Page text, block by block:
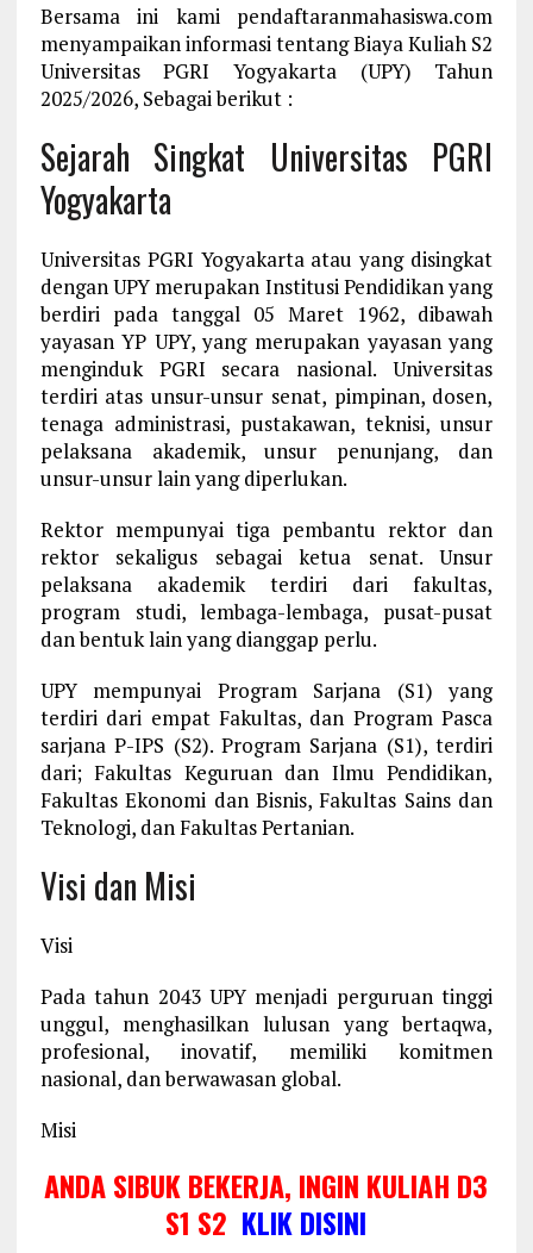
Bersama ini kami pendaftaranmahasiswa.com
menyampaikan informasi tentang Biaya Kuliah S2
Universitas PGRI Yogyakarta (UPY) Tahun
2025/2026, Sebagai berikut :
Sejarah Singkat Universitas PGRI
Yogyakarta
Universitas PGRI Yogyakarta atau yang disingkat
dengan UPY merupakan Institusi Pendidikan yang
berdiri pada tanggal 05 Maret 1962, dibawah
yayasan YP UPY, yang merupakan yayasan yang
menginduk PGRI secara nasional. Universitas
terdiri atas unsur-unsur senat, pimpinan, dosen,
tenaga administrasi, pustakawan, teknisi, unsur
pelaksana akademik, unsur penunjang, dan
unsur-unsur lain yang diperlukan.
Rektor mempunyai tiga pembantu rektor dan
rektor sekaligus sebagai ketua senat. Unsur
pelaksana akademik terdiri dari fakultas,
program studi, lembaga-lembaga, pusat-pusat
dan bentuk lain yang dianggap perlu.
UPY mempunyai Program Sarjana (S1) yang
terdiri dari empat Fakultas, dan Program Pasca
sarjana P-IPS (S2). Program Sarjana (S1), terdiri
dari; Fakultas Keguruan dan Ilmu Pendidikan,
Fakultas Ekonomi dan Bisnis, Fakultas Sains dan
Teknologi, dan Fakultas Pertanian.
Visi dan Misi
Visi
Pada tahun 2043 UPY menjadi perguruan tinggi
unggul, menghasilkan lulusan yang bertaqwa,
profesional, inovatif, memiliki komitmen
nasional, dan berwawasan global.
Misi
ANDA SIBUK BEKERJA, INGIN KULIAH D3
S1 S2 KLIK DISINI